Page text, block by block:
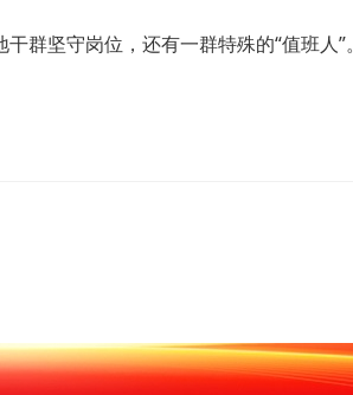
群坚守岗位，还有一群特殊的“值班人”。